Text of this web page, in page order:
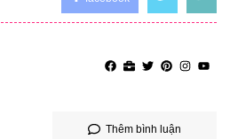
Thêm bình luận